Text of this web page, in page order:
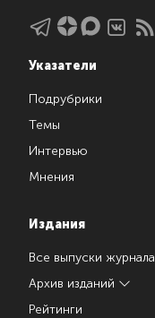
Указатели
Подрубрики
Темы
Интервью
Мнения
Издания
Все выпуски журнала
Архив изданий
Рейтинги